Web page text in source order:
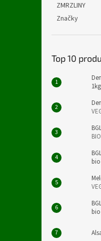
ZMRZLINY
Značky
Top 10
BIO
bio
bio